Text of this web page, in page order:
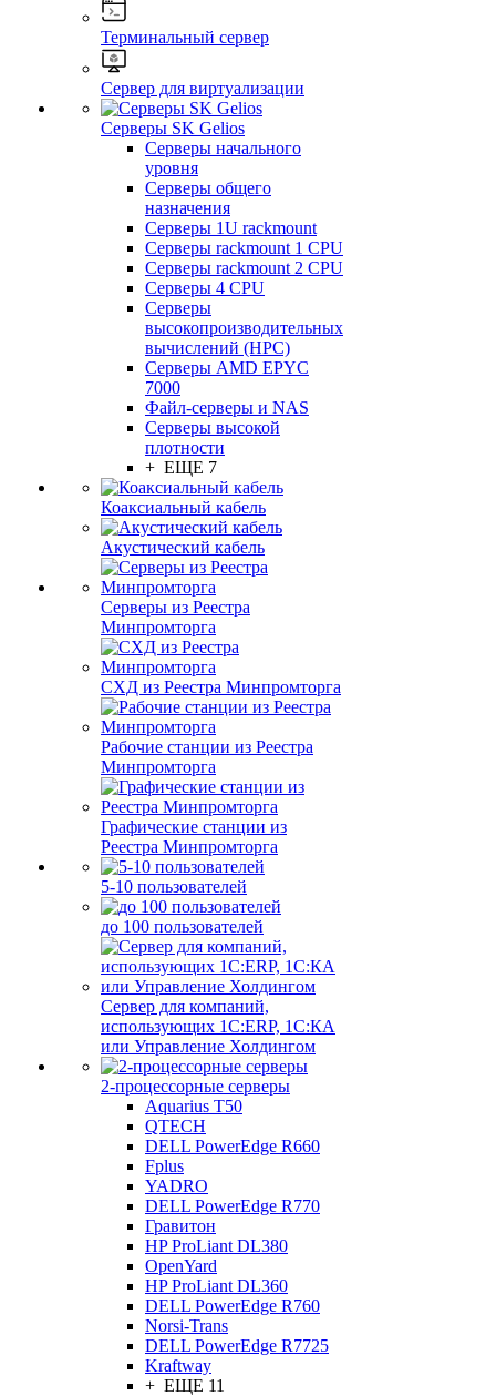
Терминальный сервер
Сервер для виртуализации
Серверы SK Gelios
Серверы начального
уровня
Серверы общего
назначения
Серверы 1U rackmount
Серверы rackmount 1 CPU
Серверы rackmount 2 CPU
Серверы 4 CPU
Серверы
высокопроизводительных
вычислений (HPC)
Серверы AMD EPYC
7000
Файл-серверы и NAS
Серверы высокой
плотности
+ ЕЩЕ 7
Коаксиальный кабель
Акустический кабель
Серверы из Реестра
Минпромторга
СХД из Реестра Минпромторга
Рабочие станции из Реестра
Минпромторга
Графические станции из
Реестра Минпромторга
5-10 пользователей
до 100 пользователей
Сервер для компаний,
использующих 1C:ERP, 1С:КА
или Управление Холдингом
2-процессорные серверы
Aquarius T50
QTECH
DELL PowerEdge R660
Fplus
YADRO
DELL PowerEdge R770
Гравитон
HP ProLiant DL380
OpenYard
HP ProLiant DL360
DELL PowerEdge R760
Norsi-Trans
DELL PowerEdge R7725
Kraftway
+ ЕЩЕ 11